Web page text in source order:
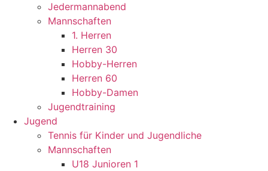
Jedermannabend
Mannschaften
1. Herren
Herren 30
Hobby-Herren
Herren 60
Hobby-Damen
Jugendtraining
Jugend
Tennis für Kinder und Jugendliche
Mannschaften
U18 Junioren 1